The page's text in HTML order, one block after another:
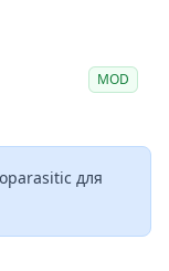
стрельбой.
придут враги,
к
MOD
для